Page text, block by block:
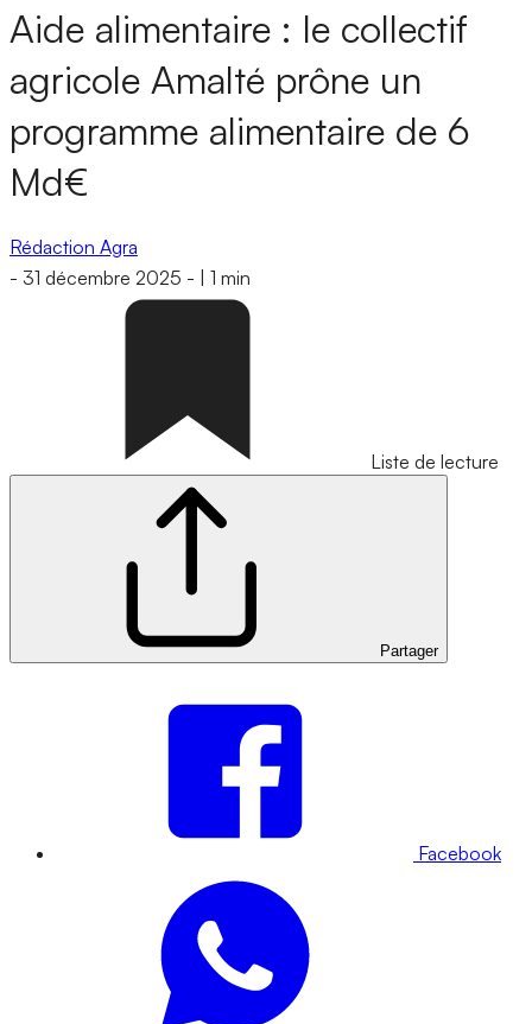
Aide alimentaire : le collectif
agricole Amalté prône un
programme alimentaire de 6
Md€
Rédaction Agra
- 31 décembre 2025 - 1 min
Liste de lecture
Partager
Facebook